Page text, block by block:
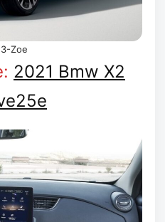
Zoe
2021 Bmw X2